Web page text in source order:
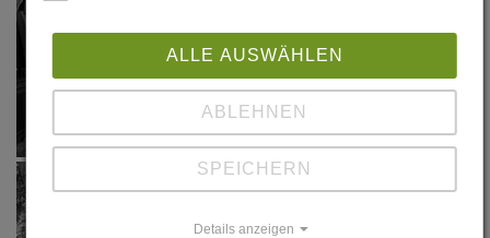
ALLE AUSWÄHLEN
ABLEHNEN
SPEICHERN
Details anzeigen